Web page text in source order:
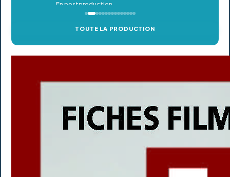
TOUTE LA PRODUCTION